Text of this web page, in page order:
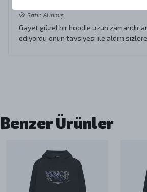
Satın Alınmış
Gayet güzel bir hoodie uzun zamandır
ediyordu onun tavsiyesi ile aldım
Benzer Ürünler